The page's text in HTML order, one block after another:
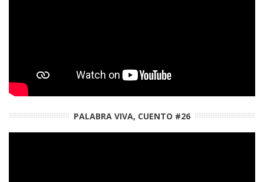
PALABRA VIVA, CUENTO #26